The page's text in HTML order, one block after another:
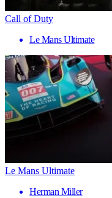
Call of Duty
Le Mans Ultimate
Le Mans Ultimate
Herman Miller